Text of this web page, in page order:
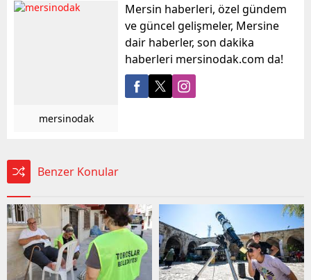
mersinodak
Mersin haberleri, özel gündem
ve güncel gelişmeler, Mersine
dair haberler, son dakika
haberleri mersinodak.com da!
Benzer Konular